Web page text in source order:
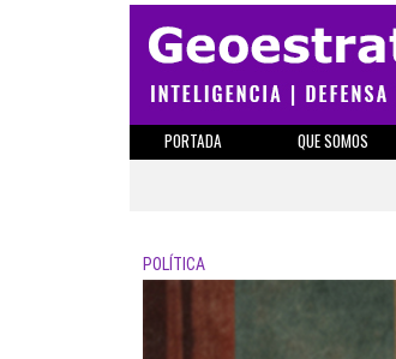
PORTADA QUE SOMOS
POLÍTICA